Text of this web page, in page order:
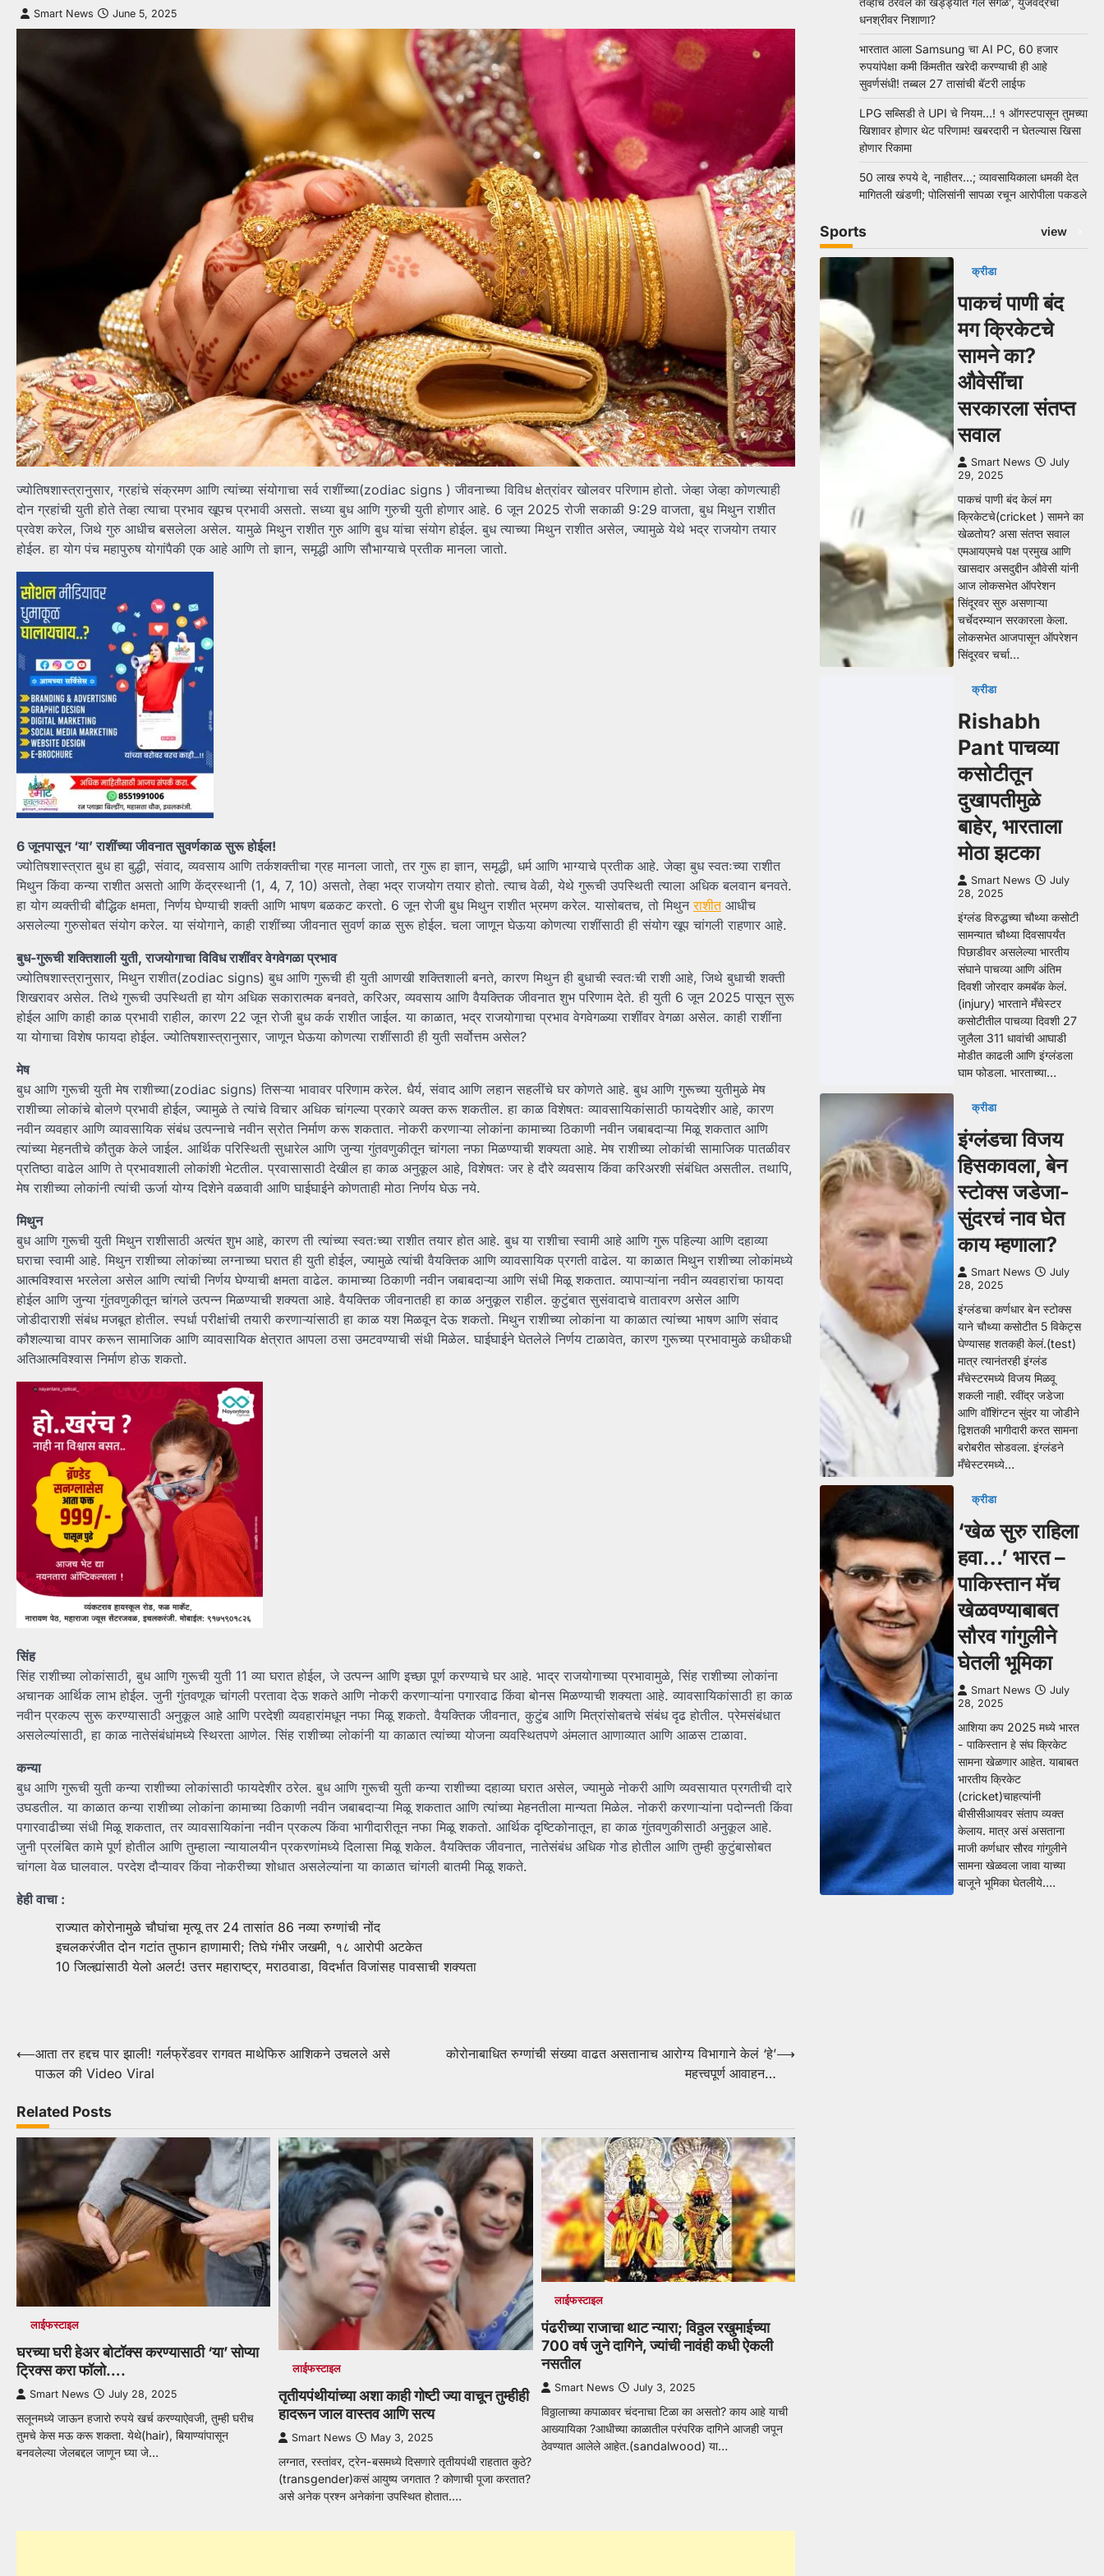
Smart News June 5, 2025
ज्योतिषशास्त्रानुसार, ग्रहांचे संक्रमण आणि त्यांच्या संयोगाचा सर्व राशींच्या(zodiac signs ) जीवनाच्या विविध क्षेत्रांवर खोलवर परिणाम होतो. जेव्हा जेव्हा कोणत्याही
दोन ग्रहांची युती होते तेव्हा त्याचा प्रभाव खूपच प्रभावी असतो. सध्या बुध आणि गुरुची युती होणार आहे. 6 जून 2025 रोजी सकाळी 9:29 वाजता, बुध मिथुन राशीत
प्रवेश करेल, जिथे गुरु आधीच बसलेला असेल. यामुळे मिथुन राशीत गुरु आणि बुध यांचा संयोग होईल. बुध त्याच्या मिथुन राशीत असेल, ज्यामुळे येथे भद्र राजयोग तयार
होईल. हा योग पंच महापुरुष योगांपैकी एक आहे आणि तो ज्ञान, समृद्धी आणि सौभाग्याचे प्रतीक मानला जातो.
6 जूनपासून ‘या’ राशींच्या जीवनात सुवर्णकाळ सुरू होईल!
ज्योतिषशास्त्रात बुध हा बुद्धी, संवाद, व्यवसाय आणि तर्कशक्तीचा ग्रह मानला जातो, तर गुरू हा ज्ञान, समृद्धी, धर्म आणि भाग्याचे प्रतीक आहे. जेव्हा बुध स्वतःच्या राशीत
मिथुन किंवा कन्या राशीत असतो आणि केंद्रस्थानी (1, 4, 7, 10) असतो, तेव्हा भद्र राजयोग तयार होतो. त्याच वेळी, येथे गुरूची उपस्थिती त्याला अधिक बलवान बनवते.
हा योग व्यक्तीची बौद्धिक क्षमता, निर्णय घेण्याची शक्ती आणि भाषण बळकट करतो. 6 जून रोजी बुध मिथुन राशीत भ्रमण करेल. यासोबतच, तो मिथुनराशीतआधीच
असलेल्या गुरुसोबत संयोग करेल. या संयोगाने, काही राशींच्या जीवनात सुवर्ण काळ सुरू होईल. चला जाणून घेऊया कोणत्या राशींसाठी ही संयोग खूप चांगली राहणार आहे.
बुध-गुरूची शक्तिशाली युती, राजयोगाचा विविध राशींवर वेगवेगळा प्रभाव
ज्योतिषशास्त्रानुसार, मिथुन राशीत(zodiac signs) बुध आणि गुरूची ही युती आणखी शक्तिशाली बनते, कारण मिथुन ही बुधाची स्वतःची राशी आहे, जिथे बुधाची शक्ती
शिखरावर असेल. तिथे गुरूची उपस्थिती हा योग अधिक सकारात्मक बनवते, करिअर, व्यवसाय आणि वैयक्तिक जीवनात शुभ परिणाम देते. ही युती 6 जून 2025 पासून सुरू
होईल आणि काही काळ प्रभावी राहील, कारण 22 जून रोजी बुध कर्क राशीत जाईल. या काळात, भद्र राजयोगाचा प्रभाव वेगवेगळ्या राशींवर वेगळा असेल. काही राशींना
या योगाचा विशेष फायदा होईल. ज्योतिषशास्त्रानुसार, जाणून घेऊया कोणत्या राशींसाठी ही युती सर्वोत्तम असेल?
मेष
बुध आणि गुरूची युती मेष राशीच्या(zodiac signs) तिसऱ्या भावावर परिणाम करेल. धैर्य, संवाद आणि लहान सहलींचे घर कोणते आहे. बुध आणि गुरूच्या युतीमुळे मेष
राशीच्या लोकांचे बोलणे प्रभावी होईल, ज्यामुळे ते त्यांचे विचार अधिक चांगल्या प्रकारे व्यक्त करू शकतील. हा काळ विशेषतः व्यावसायिकांसाठी फायदेशीर आहे, कारण
नवीन व्यवहार आणि व्यावसायिक संबंध उत्पन्नाचे नवीन स्रोत निर्माण करू शकतात. नोकरी करणाऱ्या लोकांना कामाच्या ठिकाणी नवीन जबाबदाऱ्या मिळू शकतात आणि
त्यांच्या मेहनतीचे कौतुक केले जाईल. आर्थिक परिस्थिती सुधारेल आणि जुन्या गुंतवणुकीतून चांगला नफा मिळण्याची शक्यता आहे. मेष राशीच्या लोकांची सामाजिक पातळीवर
प्रतिष्ठा वाढेल आणि ते प्रभावशाली लोकांशी भेटतील. प्रवासासाठी देखील हा काळ अनुकूल आहे, विशेषतः जर हे दौरे व्यवसाय किंवा करिअरशी संबंधित असतील. तथापि,
मेष राशीच्या लोकांनी त्यांची ऊर्जा योग्य दिशेने वळवावी आणि घाईघाईने कोणताही मोठा निर्णय घेऊ नये.
मिथुन
बुध आणि गुरूची युती मिथुन राशीसाठी अत्यंत शुभ आहे, कारण ती त्यांच्या स्वतःच्या राशीत तयार होत आहे. बुध या राशीचा स्वामी आहे आणि गुरू पहिल्या आणि दहाव्या
घराचा स्वामी आहे. मिथुन राशीच्या लोकांच्या लग्नाच्या घरात ही युती होईल, ज्यामुळे त्यांची वैयक्तिक आणि व्यावसायिक प्रगती वाढेल. या काळात मिथुन राशीच्या लोकांमध्ये
आत्मविश्वास भरलेला असेल आणि त्यांची निर्णय घेण्याची क्षमता वाढेल. कामाच्या ठिकाणी नवीन जबाबदाऱ्या आणि संधी मिळू शकतात. व्यापाऱ्यांना नवीन व्यवहारांचा फायदा
होईल आणि जुन्या गुंतवणुकीतून चांगले उत्पन्न मिळण्याची शक्यता आहे. वैयक्तिक जीवनातही हा काळ अनुकूल राहील. कुटुंबात सुसंवादाचे वातावरण असेल आणि
जोडीदाराशी संबंध मजबूत होतील. स्पर्धा परीक्षांची तयारी करणाऱ्यांसाठी हा काळ यश मिळवून देऊ शकतो. मिथुन राशीच्या लोकांना या काळात त्यांच्या भाषण आणि संवाद
कौशल्याचा वापर करून सामाजिक आणि व्यावसायिक क्षेत्रात आपला ठसा उमटवण्याची संधी मिळेल. घाईघाईने घेतलेले निर्णय टाळावेत, कारण गुरूच्या प्रभावामुळे कधीकधी
अतिआत्मविश्वास निर्माण होऊ शकतो.
सिंह
सिंह राशीच्या लोकांसाठी, बुध आणि गुरूची युती 11 व्या घरात होईल, जे उत्पन्न आणि इच्छा पूर्ण करण्याचे घर आहे. भाद्र राजयोगाच्या प्रभावामुळे, सिंह राशीच्या लोकांना
अचानक आर्थिक लाभ होईल. जुनी गुंतवणूक चांगली परतावा देऊ शकते आणि नोकरी करणाऱ्यांना पगारवाढ किंवा बोनस मिळण्याची शक्यता आहे. व्यावसायिकांसाठी हा काळ
नवीन प्रकल्प सुरू करण्यासाठी अनुकूल आहे आणि परदेशी व्यवहारांमधून नफा मिळू शकतो. वैयक्तिक जीवनात, कुटुंब आणि मित्रांसोबतचे संबंध दृढ होतील. प्रेमसंबंधात
असलेल्यांसाठी, हा काळ नातेसंबंधांमध्ये स्थिरता आणेल. सिंह राशीच्या लोकांनी या काळात त्यांच्या योजना व्यवस्थितपणे अंमलात आणाव्यात आणि आळस टाळावा.
कन्या
बुध आणि गुरूची युती कन्या राशीच्या लोकांसाठी फायदेशीर ठरेल. बुध आणि गुरूची युती कन्या राशीच्या दहाव्या घरात असेल, ज्यामुळे नोकरी आणि व्यवसायात प्रगतीची दारे
उघडतील. या काळात कन्या राशीच्या लोकांना कामाच्या ठिकाणी नवीन जबाबदाऱ्या मिळू शकतात आणि त्यांच्या मेहनतीला मान्यता मिळेल. नोकरी करणाऱ्यांना पदोन्नती किंवा
पगारवाढीच्या संधी मिळू शकतात, तर व्यावसायिकांना नवीन प्रकल्प किंवा भागीदारीतून नफा मिळू शकतो. आर्थिक दृष्टिकोनातून, हा काळ गुंतवणुकीसाठी अनुकूल आहे.
जुनी प्रलंबित कामे पूर्ण होतील आणि तुम्हाला न्यायालयीन प्रकरणांमध्ये दिलासा मिळू शकेल. वैयक्तिक जीवनात, नातेसंबंध अधिक गोड होतील आणि तुम्ही कुटुंबासोबत
चांगला वेळ घालवाल. परदेश दौऱ्यावर किंवा नोकरीच्या शोधात असलेल्यांना या काळात चांगली बातमी मिळू शकते.
हेही वाचा :
राज्यात कोरोनामुळे चौघांचा मृत्यू तर 24 तासांत 86 नव्या रुग्णांची नोंद
इचलकरंजीत दोन गटांत तुफान हाणामारी; तिघे गंभीर जखमी, १८ आरोपी अटकेत
10 जिल्ह्यांसाठी येलो अलर्ट! उत्तर महाराष्ट्र, मराठवाडा, विदर्भात विजांसह पावसाची शक्यता
Post
navigation
⟵आता तर हद्दच पार झाली! गर्लफ्रेंडवर रागवत माथेफिरु आशिकने उचलले असे
पाऊल की Video Viral
कोरोनाबाधित रुग्णांची संख्या वाढत असतानाच आरोग्य विभागाने केलं ‘हे’
महत्त्वपूर्ण आवाहन…
⟶
Related Posts
लाईफस्टाइल
घरच्या घरी हेअर बोटॉक्स करण्यासाठी ‘या’ सोप्या
ट्रिक्स करा फॉलो….
Smart News July 28, 2025
सलूनमध्ये जाऊन हजारो रुपये खर्च करण्याऐवजी, तुम्ही घरीच
तुमचे केस मऊ करू शकता. येथे(hair), बियाण्यांपासून
बनवलेल्या जेलबद्दल जाणून घ्या जे…
लाईफस्टाइल
तृतीयपंथीयांच्या अशा काही गोष्टी ज्या वाचून तुम्हीही
हादरून जाल वास्तव आणि सत्य
Smart News May 3, 2025
लग्नात, रस्तांवर, ट्रेन-बसमध्ये दिसणारे तृतीयपंथी राहतात कुठे?
(transgender)कसं आयुष्य जगतात ? कोणाची पूजा करतात?
असे अनेक प्रश्न अनेकांना उपस्थित होतात.…
लाईफस्टाइल
पंढरीच्या राजाचा थाट न्यारा; विठ्ठल रखुमाईच्या
700 वर्ष जुने दागिने, ज्यांची नावंही कधी ऐकली
नसतील
Smart News July 3, 2025
विठ्ठालाच्या कपाळावर चंदनाचा टिळा का असतो? काय आहे याची
आख्यायिका ?आधीच्या काळातील परंपरिक दागिने आजही जपून
ठेवण्यात आलेले आहेत.(sandalwood) या…
धनश्रीवर निशाणा?
भारतात आला Samsung चा AI PC, 60 हजार
रुपयांपेक्षा कमी किंमतीत खरेदी करण्याची ही आहे
सुवर्णसंधी! तब्बल 27 तासांची बॅटरी लाईफ
LPG सब्सिडी ते UPI चे नियम…! १ ऑगस्टपासून तुमच्या
खिशावर होणार थेट परिणाम! खबरदारी न घेतल्यास खिसा
होणार रिकामा
50 लाख रुपये दे, नाहीतर…; व्यावसायिकाला धमकी देत
मागितली खंडणी; पोलिसांनी सापळा रचून आरोपीला पकडले
Sports view
क्रीडा
पाकचं पाणी बंद
मग क्रिकेटचे
सामने का?
औवेसींचा
सरकारला संतप्त
सवाल
Smart News
July
29, 2025
पाकचं पाणी बंद केलं मग
क्रिकेटचे(cricket ) सामने का
खेळतोय? असा संतप्त सवाल
एमआयएमचे पक्ष प्रमुख आणि
खासदार असदुद्दीन औवेसी यांनी
आज लोकसभेत ऑपरेशन
सिंदूरवर सुरु असणाऱ्या
चर्चेदरम्यान सरकारला केला.
लोकसभेत आजपासून ऑपरेशन
सिंदूरवर चर्चा…
क्रीडा
Rishabh
Pant पाचव्या
कसोटीतून
दुखापतीमुळे
बाहेर, भारताला
मोठा झटका
Smart News
July
28, 2025
इंग्लंड विरुद्धच्या चौथ्या कसोटी
सामन्यात चौथ्या दिवसापर्यंत
पिछाडीवर असलेल्या भारतीय
संघाने पाचव्या आणि अंतिम
दिवशी जोरदार कमबॅक केलं.
(injury) भारताने मँचेस्टर
कसोटीतील पाचव्या दिवशी 27
जुलैला 311 धावांची आघाडी
मोडीत काढली आणि इंग्लंडला
घाम फोडला. भारताच्या…
क्रीडा
इंग्लंडचा विजय
हिसकावला, बेन
स्टोक्स जडेजा-
सुंदरचं नाव घेत
काय म्हणाला?
Smart News
July
28, 2025
इंग्लंडचा कर्णधार बेन स्टोक्स
याने चौथ्या कसोटीत 5 विकेट्स
घेण्यासह शतकही केलं.(test)
मात्र त्यानंतरही इंग्लंड
मँचेस्टरमध्ये विजय मिळवू
शकली नाही. रवींद्र जडेजा
आणि वॉशिंग्टन सुंदर या जोडीने
द्विशतकी भागीदारी करत सामना
बरोबरीत सोडवला. इंग्लंडने
मँचेस्टरमध्ये…
क्रीडा
‘खेळ सुरु राहिला
हवा…’ भारत –
पाकिस्तान मॅच
खेळवण्याबाबत
सौरव गांगुलीने
घेतली भूमिका
Smart News
July
28, 2025
आशिया कप 2025 मध्ये भारत
- पाकिस्तान हे संघ क्रिकेट
सामना खेळणार आहेत. याबाबत
भारतीय क्रिकेट
(cricket)चाहत्यांनी
बीसीसीआयवर संताप व्यक्त
केलाय. मात्र असं असताना
माजी कर्णधार सौरव गांगुलीने
सामना खेळवला जावा याच्या
बाजूने भूमिका घेतलीये.…